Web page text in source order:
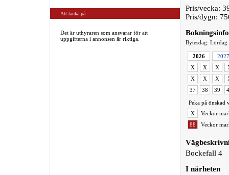
Att tänka på
Det är uthyraren som ansvarar för att
uppgifterna i annonsen är riktiga.
Pris/vecka:
Pris/dygn:
Bytesdag: Lördag
2026
2027
X
X X
X
X X
37
38 39
Peka på önskad
X
Veckor
88
Veckor
Bockefall 4
I närheten